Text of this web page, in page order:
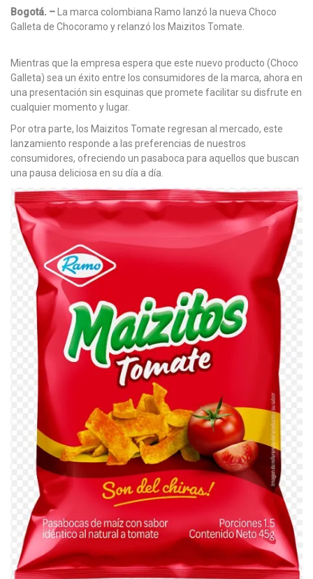
Bogotá. – La marca colombiana Ramo lanzó la nueva Choco
Galleta de Chocoramo y relanzó los Maizitos Tomate.
Mientras que la empresa espera que este nuevo producto (Choco
Galleta) sea un éxito entre los consumidores de la marca, ahora en
una presentación sin esquinas que promete facilitar su disfrute en
cualquier momento y lugar.
Por otra parte, los Maizitos Tomate regresan al mercado, este
lanzamiento responde a las preferencias de nuestros
consumidores, ofreciendo un pasaboca para aquellos que buscan
una pausa deliciosa en su día a día.